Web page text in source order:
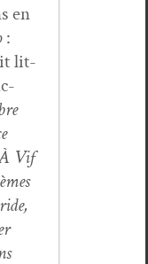
en
:
lit­
Vif